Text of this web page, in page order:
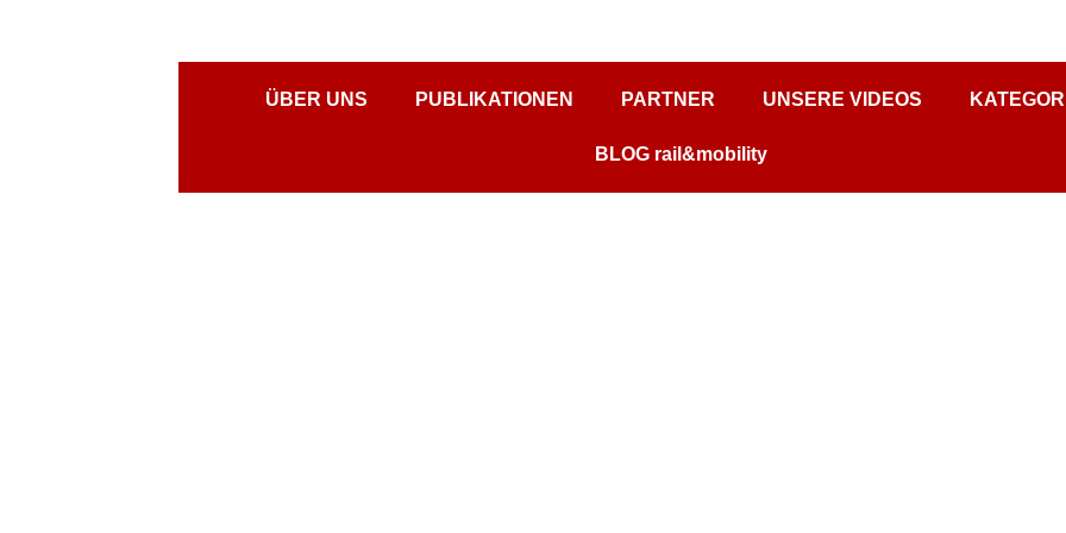
ÜBER UNS PUBLIKATIONEN PARTNER UNSERE VIDEOS
BLOG rail&mobility